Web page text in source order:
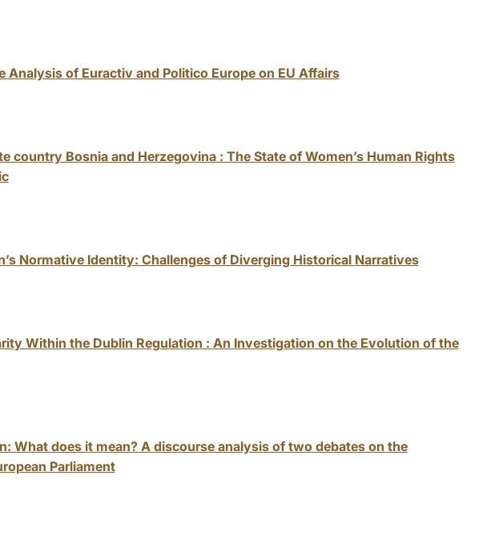
Analysis of Euractiv and Politico Europe on EU Affairs
country Bosnia and Herzegovina : The State of Women’s Human Rights
Normative Identity: Challenges of Diverging Historical Narratives
Within the Dublin Regulation : An Investigation on the Evolution of the
What does it mean? A discourse analysis of two debates on the
Parliament